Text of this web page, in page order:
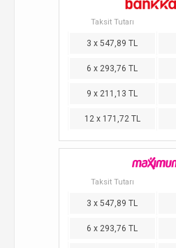
Taksit Tutarı
3 x 547,89 TL
6 x 293,76 TL
9 x 211,13 TL
12 x 171,72 TL
Taksit Tutarı
3 x 547,89 TL
6 x 293,76 TL